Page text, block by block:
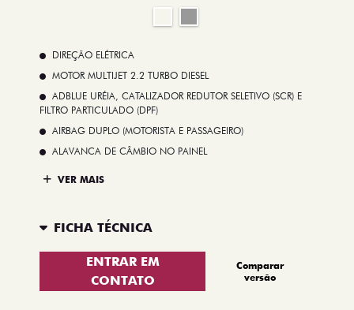
DIREÇÃO ELÉTRICA
MOTOR MULTIJET 2.2 TURBO DIESEL
ADBLUE URÉIA, CATALIZADOR REDUTOR SELETIVO (SCR) E
FILTRO PARTICULADO (DPF)
AIRBAG DUPLO (MOTORISTA E PASSAGEIRO)
ALAVANCA DE CÂMBIO NO PAINEL
VER MAIS
FICHA TÉCNICA
ENTRAR EM
CONTATO
Comparar
versão